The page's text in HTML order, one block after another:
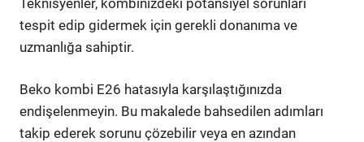
tespit edip gidermek için gerekli donanıma ve
uzmanlığa sahiptir.
Beko kombi E26 hatasıyla karşılaştığınızda
endişelenmeyin. Bu makalede bahsedilen adımları
takip ederek sorunu çözebilir veya en azından